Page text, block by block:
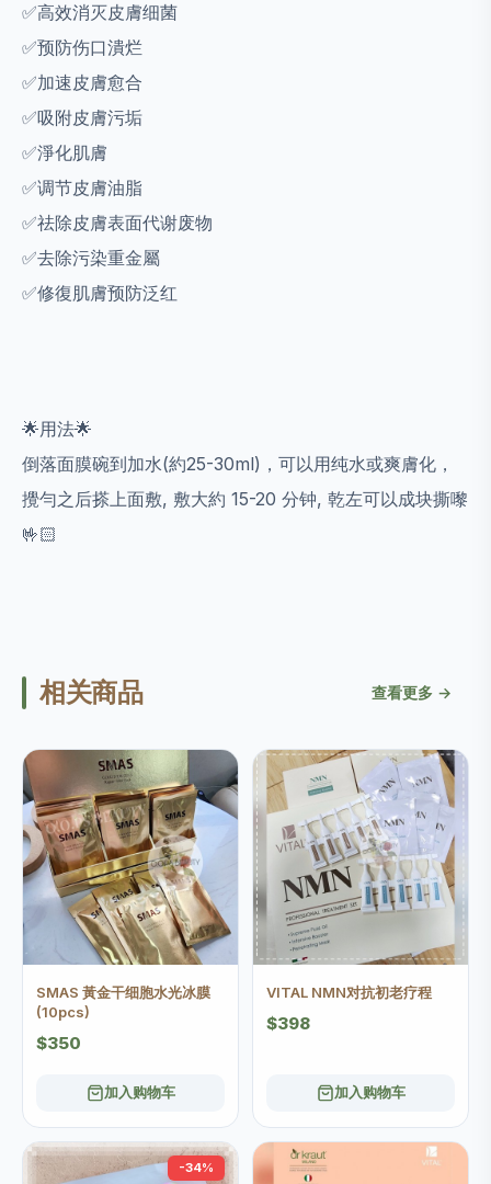
✅高效消灭皮膚细菌
✅预防伤口潰烂
✅加速皮膚愈合
✅吸附皮膚污垢
✅淨化肌膚
✅调节皮膚油脂
✅祛除皮膚表面代谢废物
✅去除污染重金屬
✅修復肌膚预防泛红
🌟用法🌟
倒落面膜碗到加水(約25-30ml)，可以用纯水或爽膚化，
攪勻之后搽上面敷, 敷大約 15-20 分钟, 乾左可以成块撕嚟
🤟🏻
相关商品 查看更多 →
SMAS 黃金干细胞水光冰膜
(10pcs)
$350
加入购物车
VITAL NMN对抗初老疗程
$398
加入购物车
-34%